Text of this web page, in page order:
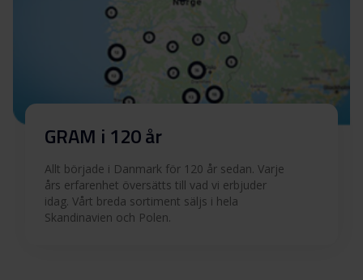
GRAM i 120 år
Allt började i Danmark för 120 år sedan. Varje
års erfarenhet översätts till vad vi erbjuder
idag. Vårt breda sortiment säljs i hela
Skandinavien och Polen.